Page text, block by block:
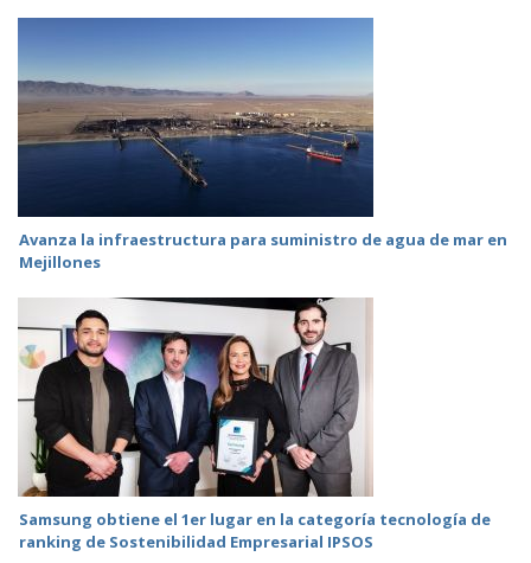
Avanza la infraestructura para suministro de agua de mar en
Mejillones
Samsung obtiene el 1er lugar en la categoría tecnología de
ranking de Sostenibilidad Empresarial IPSOS